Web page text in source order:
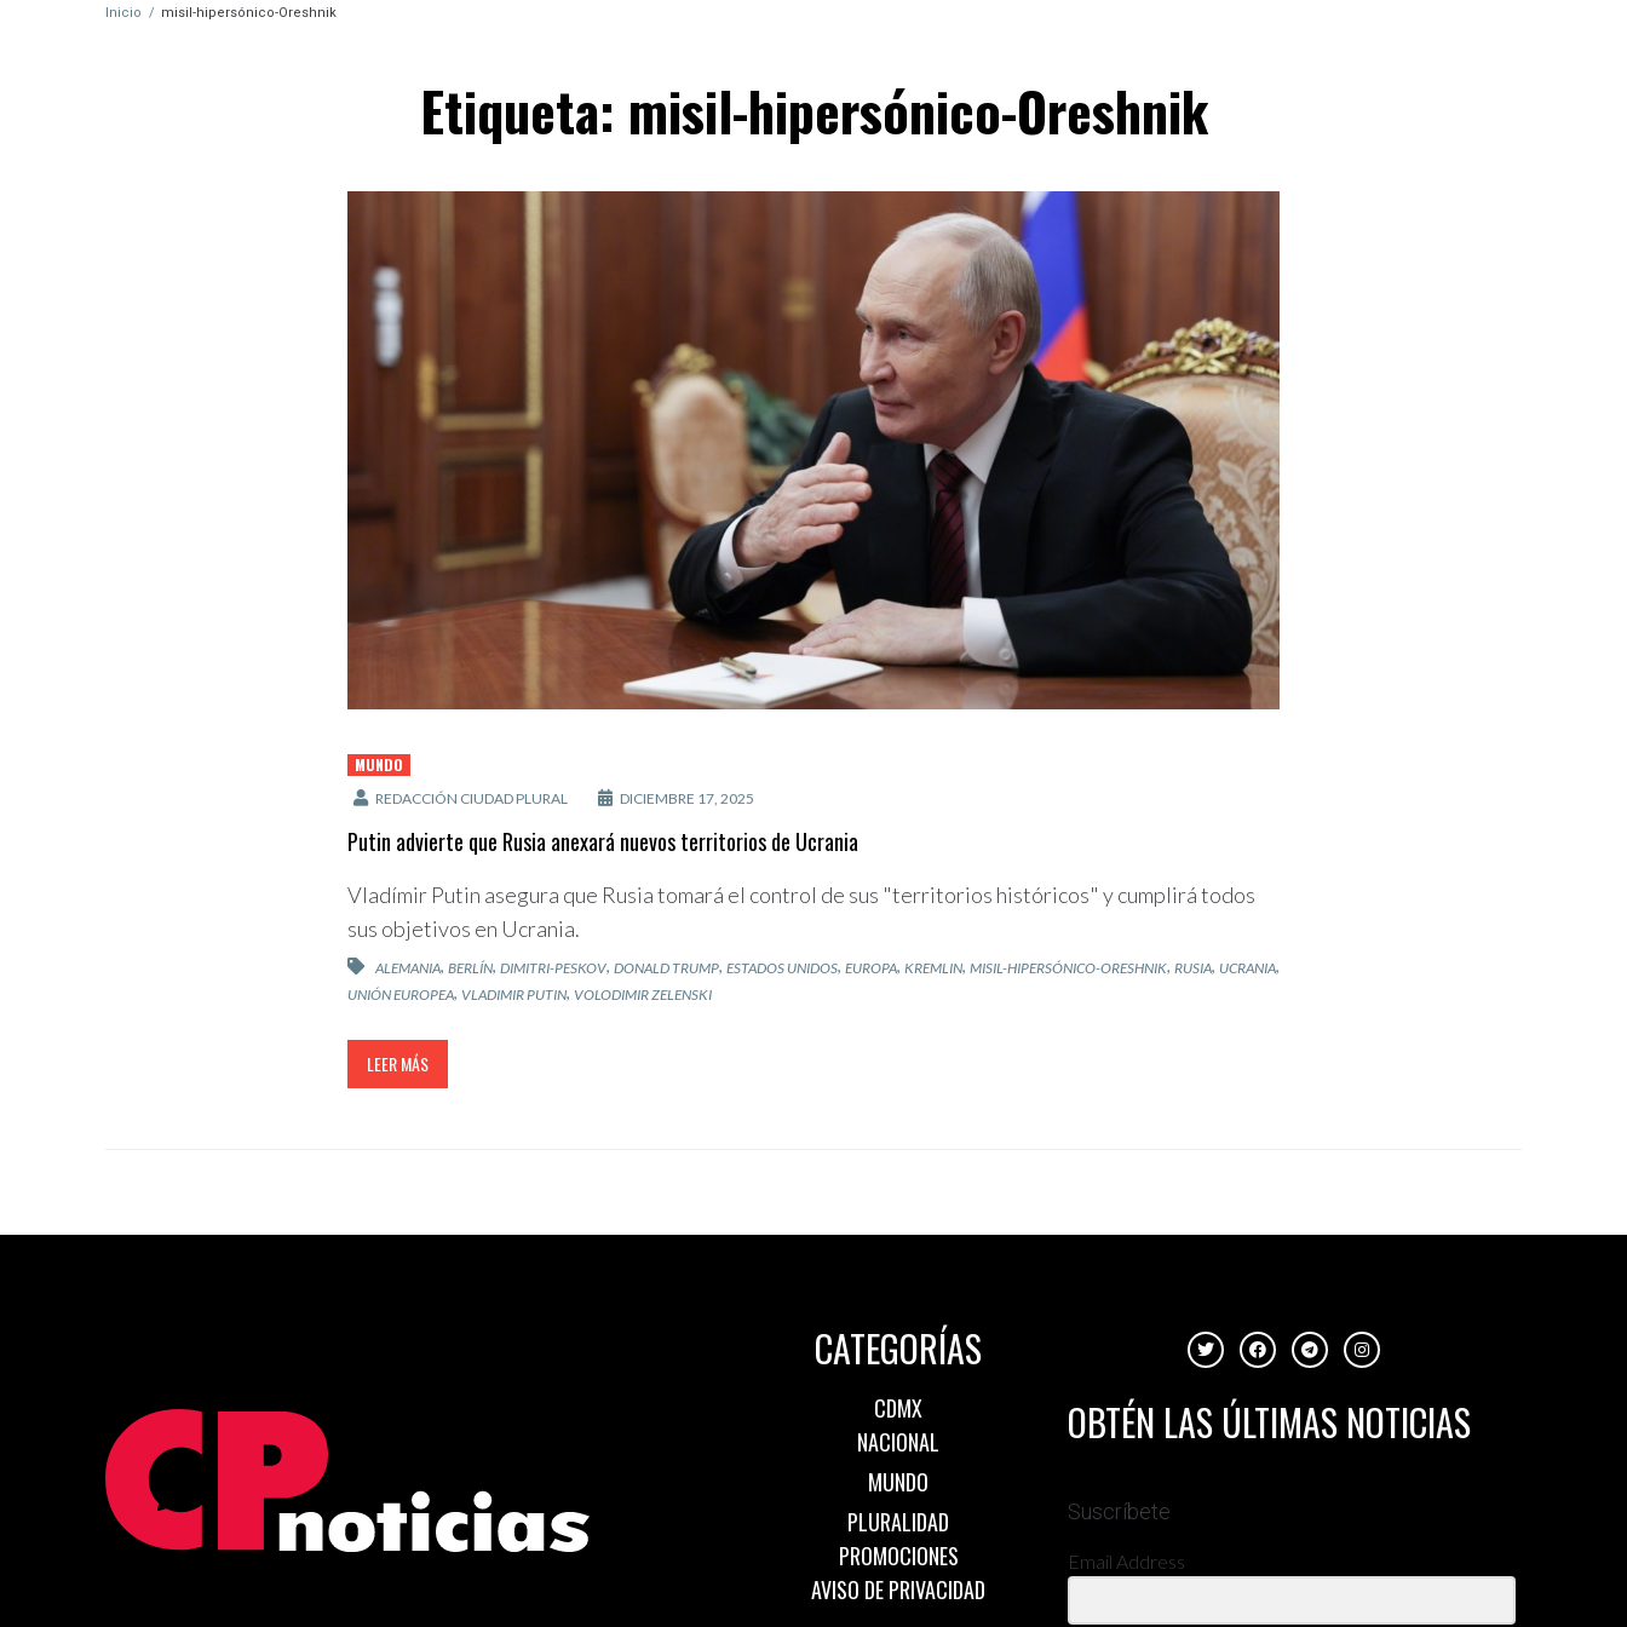
Inicio / misil-hipersónico-Oreshnik
Etiqueta: misil-hipersónico-Oreshnik
MUNDO
REDACCIÓN CIUDAD PLURAL DICIEMBRE 17, 2025
Putin advierte que Rusia anexará nuevos territorios de Ucrania
Vladímir Putin asegura que Rusia tomará el control de sus "territorios históricos" y cumplirá todos
sus objetivos en Ucrania.
ALEMANIA, BERLÍN, DIMITRI-PESKOV, DONALD TRUMP, ESTADOS UNIDOS, EUROPA, KREMLIN, MISIL-HIPERSÓNICO-ORESHNIK, RUSIA, UCRANIA,
UNIÓN EUROPEA, VLADIMIR PUTIN, VOLODIMIR ZELENSKI
LEER MÁS
CATEGORÍAS
CDMX
NACIONAL
MUNDO
PLURALIDAD
PROMOCIONES
AVISO DE PRIVACIDAD
OBTÉN LAS ÚLTIMAS NOTICIAS
Suscríbete
Email Address